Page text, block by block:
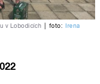
v Lobodicích foto:
Irena